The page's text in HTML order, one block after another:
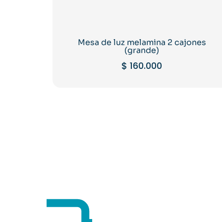
Mesa de luz melamina 2 cajones
(grande)
$ 160.000